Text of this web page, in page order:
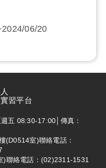
06/20
習平台
五 08:30-17:00│傳真：
(D0514室)聯絡電話：
)聯絡電話：(02)2311-1531